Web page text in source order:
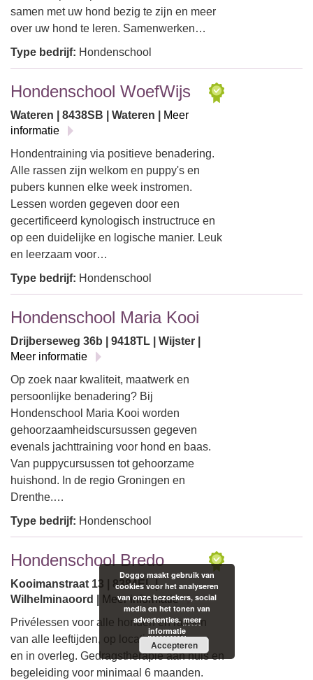
samen met uw hond bezig te zijn en meer
over uw hond te leren. Samenwerken…
Type bedrijf: Hondenschool
Hondenschool WoefWijs
Wateren | 8438SB | Wateren |
Meer
informatie
Hondentraining via positieve benadering.
Alle rassen zijn welkom en puppy's en
pubers kunnen elke week instromen.
Lessen worden gegeven door een
gecertificeerd kynologisch instructruce en
op een duidelijke en logische manier. Leuk
en leerzaam voor…
Type bedrijf: Hondenschool
Hondenschool Maria Kooi
Drijberseweg 36b | 9418TL | Wijster |
Meer informatie
Op zoek naar kwaliteit, maatwerk en
persoonlijke benadering? Bij
Hondenschool Maria Kooi worden
gehoorzaamheidscursussen gegeven
evenals jachttraining voor hond en baas.
Van puppycursussen tot gehoorzame
huishond. In de regio Groningen en
Drenthe.…
Type bedrijf: Hondenschool
Hondenschool Bredo
Kooimanstraat 13 | 8384EL |
Wilhelminaoord |
Meer informatie
Privélessen voor alle honden en rassen
van alle leeftijden, op locatie naar keuze
en in overleg. Gedragstherapie aan huis en
begeleiding voor minimaal 6 maanden.
Doggo maakt gebruik van
cookies voor het analyseren
van onze bezoekers, social
media en het tonen van
advertenties.meer
informatie
Accepteren